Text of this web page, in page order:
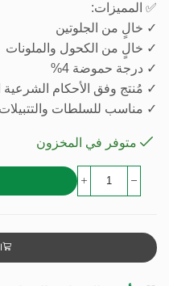
✅ المميزات:
✓ خالٍ من الجلوتين
✓ خالٍ من الكحول والملونات
✓ درجة حموضة 4%
✓ مُنتج وفق الأحكام الشرعية
✓ مناسب للسلطات والتتبيلات
متوفر في المخزون